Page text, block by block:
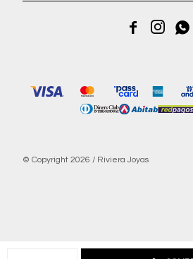
  
© Copyright 2026 / Riviera Joyas